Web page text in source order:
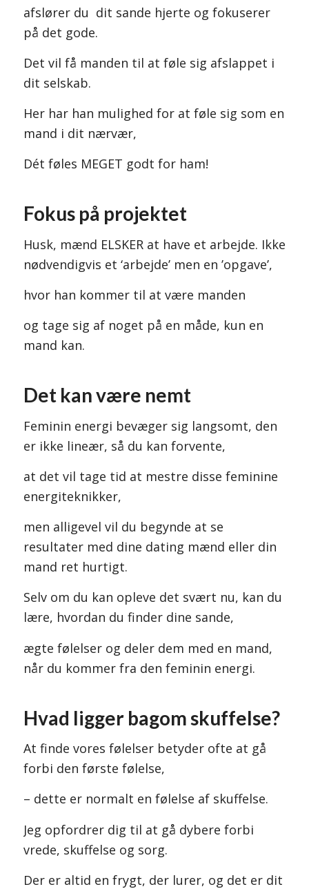
afslører du dit sande hjerte og fokuserer
på det gode.
Det vil få manden til at føle sig afslappet i
dit selskab.
Her har han mulighed for at føle sig som en
mand i dit nærvær,
Dét føles MEGET godt for ham!
Fokus på projektet
Husk, mænd ELSKER at have et arbejde. Ikke
nødvendigvis et ‘arbejde’ men en ’opgave’,
hvor han kommer til at være manden
og tage sig af noget på en måde, kun en
mand kan.
Det kan være nemt
Feminin energi bevæger sig langsomt, den
er ikke lineær, så du kan forvente,
at det vil tage tid at mestre disse feminine
energiteknikker,
men alligevel vil du begynde at se
resultater med dine dating mænd eller din
mand ret hurtigt.
Selv om du kan opleve det svært nu, kan du
lære, hvordan du finder dine sande,
ægte følelser og deler dem med en mand,
når du kommer fra den feminin energi.
Hvad ligger bagom skuffelse?
At finde vores følelser betyder ofte at gå
forbi den første følelse,
– dette er normalt en følelse af skuffelse.
Jeg opfordrer dig til at gå dybere forbi
vrede, skuffelse og sorg.
Der er altid en frygt, der lurer, og det er dit